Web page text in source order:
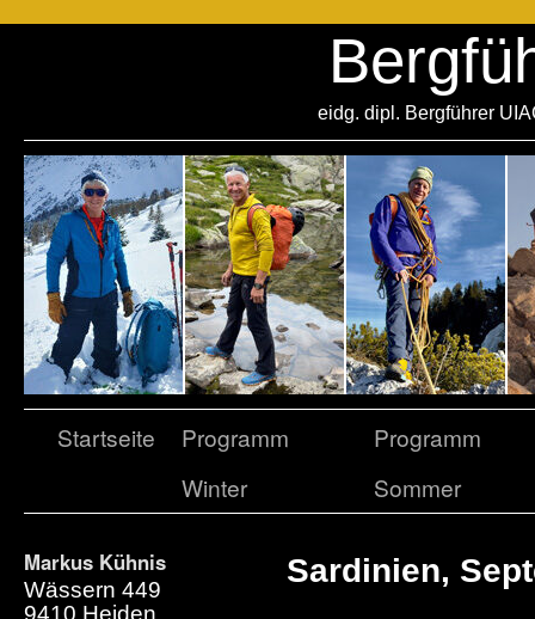
eidg. dipl. Bergführer
Startseite
Programm
Winter
Programm
Sommer
Markus Kühnis
Wässern 449
9410 Heiden
Sardinien,